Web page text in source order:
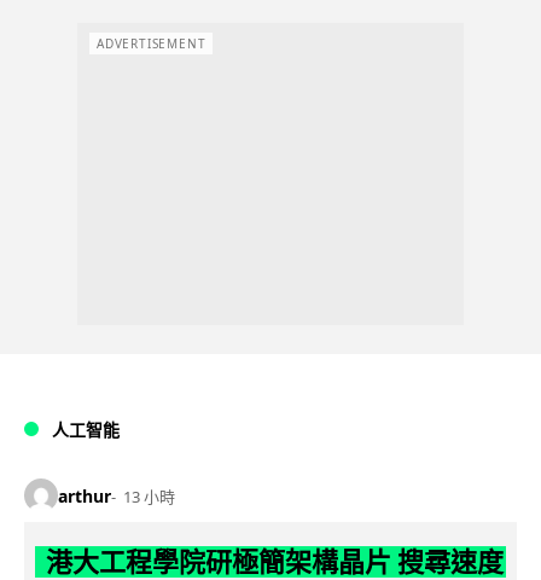
ADVERTISEMENT
人工智能
arthur 13 小時
港大工程學院研極簡架構晶片 搜尋速度